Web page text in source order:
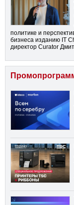
политике и
бизнеса изданию IT
директор Curator